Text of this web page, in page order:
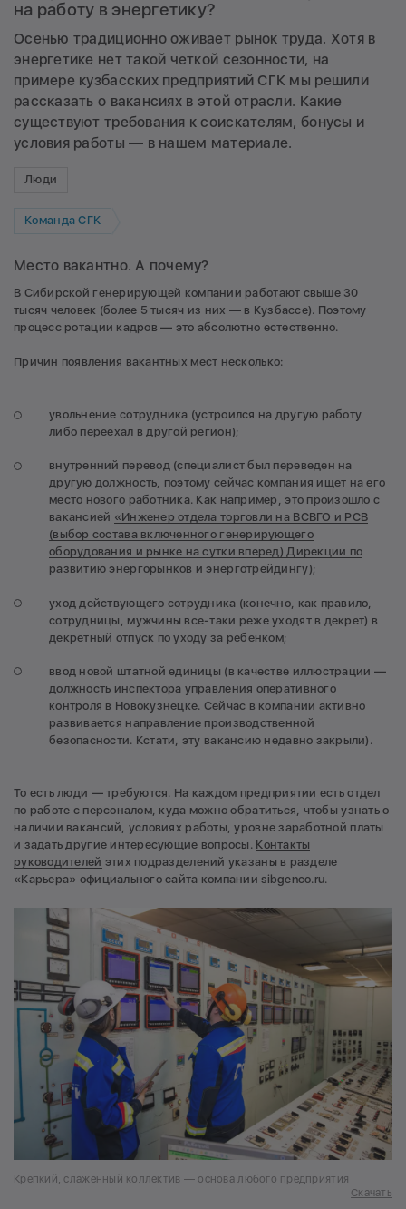
на работу в энергетику?
Осенью традиционно оживает рынок труда. Хотя в
энергетике нет такой четкой сезонности, на
примере кузбасских предприятий СГК мы решили
рассказать о вакансиях в этой отрасли. Какие
существуют требования к соискателям, бонусы и
условия работы — в нашем материале.
Люди
Команда СГК
Место вакантно. А почему?
В Сибирской генерирующей компании работают свыше 30
тысяч человек (более 5 тысяч из них — в Кузбассе). Поэтому
процесс ротации кадров — это абсолютно естественно.
Причин появления вакантных мест несколько:
увольнение сотрудника (устроился на другую работу
либо переехал в другой регион);
внутренний перевод (специалист был переведен на
другую должность, поэтому сейчас компания ищет на его
место нового работника. Как например, это произошло с
вакансией «Инженер отдела торговли на ВСВГО и РСВ
(выбор состава включенного генерирующего
оборудования и рынке на сутки вперед) Дирекции по
развитию энергорынков и энерготрейдингу);
уход действующего сотрудника (конечно, как правило,
сотрудницы, мужчины все-таки реже уходят в декрет) в
декретный отпуск по уходу за ребенком;
ввод новой штатной единицы (в качестве иллюстрации —
должность инспектора управления оперативного
контроля в Новокузнецке. Сейчас в компании активно
развивается направление производственной
безопасности. Кстати, эту вакансию недавно закрыли).
То есть люди — требуются. На каждом предприятии есть отдел
по работе с персоналом, куда можно обратиться, чтобы узнать о
наличии вакансий, условиях работы, уровне заработной платы
и задать другие интересующие вопросы. Контакты
руководителей этих подразделений указаны в разделе
«Карьера» официального сайта компании sibgenco.ru.
Крепкий, слаженный коллектив — основа любого предприятия
Скачать